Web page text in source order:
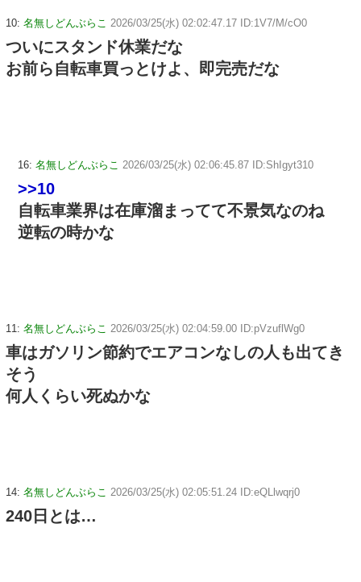
10: 名無しどんぶらこ 2026/03/25(水) 02:02:47.17 ID:1V7/M/cO0
ついにスタンド休業だな
お前ら自転車買っとけよ、即完売だな
16: 名無しどんぶらこ 2026/03/25(水) 02:06:45.87 ID:ShIgyt310
>>10
自転車業界は在庫溜まってて不景気なのね
逆転の時かな
11: 名無しどんぶらこ 2026/03/25(水) 02:04:59.00 ID:pVzuflWg0
車はガソリン節約でエアコンなしの人も出てき
そう
何人くらい死ぬかな
14: 名無しどんぶらこ 2026/03/25(水) 02:05:51.24 ID:eQLlwqrj0
240日とは…